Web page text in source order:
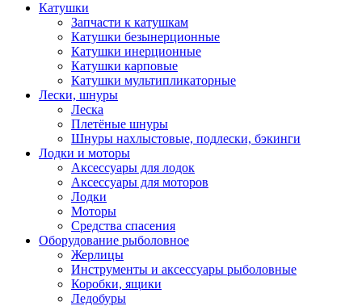
Катушки
Запчасти к катушкам
Катушки безынерционные
Катушки инерционные
Катушки карповые
Катушки мультипликаторные
Лески, шнуры
Леска
Плетёные шнуры
Шнуры нахлыстовые, подлески, бэкинги
Лодки и моторы
Аксессуары для лодок
Аксессуары для моторов
Лодки
Моторы
Средства спасения
Оборудование рыболовное
Жерлицы
Инструменты и аксессуары рыболовные
Коробки, ящики
Ледобуры